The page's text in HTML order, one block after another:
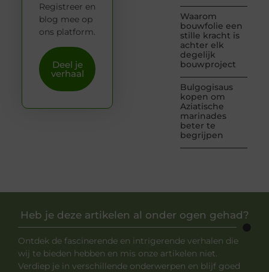
Waarom
bouwfolie een
stille kracht is
achter elk
degelijk
bouwproject
Bulgogisaus
kopen om
Aziatische
marinades
beter te
begrijpen
Registreer en
blog mee op
ons platform.
Deel je
verhaal
Heb je deze artikelen al onder ogen gehad?
Ontdek de fascinerende en intrigerende verhalen die
wij te bieden hebben en mis onze artikelen niet.
Verdiep je in verschillende onderwerpen en blijf goed